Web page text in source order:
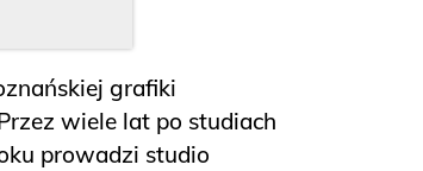
grafiki
wiele lat po studiach
prowadzi studio